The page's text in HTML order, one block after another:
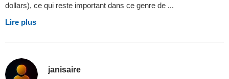
dollars), ce qui reste important dans ce genre de ...
Lire plus
janisaire